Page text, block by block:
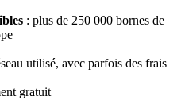
: plus de 250 000 bornes de
utilisé, avec parfois des frais
gratuit